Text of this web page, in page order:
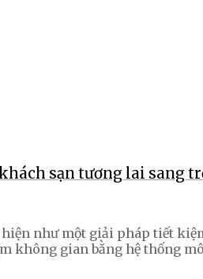
sạn tương lai sang
như một giải pháp tiết
không gian bằng hệ thống